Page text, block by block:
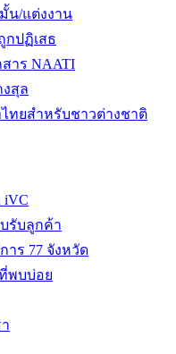
น/แต่งงาน
กปฏิเสธ
าร NAATI
งสุล
ไทยสำหรับชาวต่างชาติ
iVC
บรับลูกค้า
าร 77 จังหวัด
พบบ่อย